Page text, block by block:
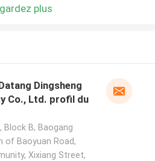
plus
Dingsheng
Co., Ltd. profil du
Block B, Baogang
of Baoyuan Road,
Xixiang Street,